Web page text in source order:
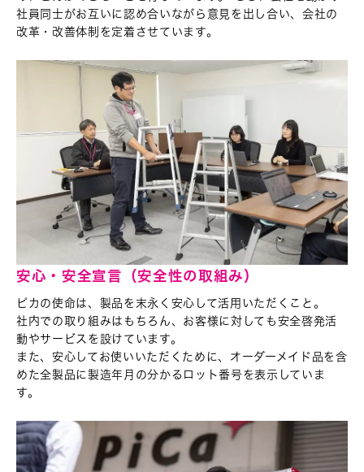
社員同士がお互いに認め合いながら意見を出し合い、会社の
改革・改善体制を定着させています。
安心・安全宣言（安全性の取組み）
ピカの使命は、製品を末永く安心して活用いただくこと。
社内での取り組みはもちろん、お客様に対しても 安全啓発活
動やサービスを設けています。
また、安心してお使いいただくために、 オーダーメイド品を含
めた全製品に製造年月の分かるロット番号を表示していま
す。